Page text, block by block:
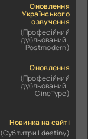
Оновлення
Українського
озвучення
(Професійний
дубльований |
Postmodern)
Оновлення
(Професійний
дубльований |
CineType)
Новинка на сайті
(Субтитри | destiny)